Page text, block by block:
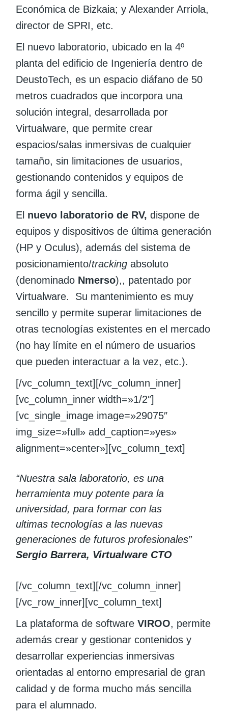
Económica de Bizkaia; y Alexander Arriola,
director de SPRI, etc.
El nuevo laboratorio, ubicado en la 4º
planta del edificio de Ingeniería dentro de
DeustoTech, es un espacio diáfano de 50
metros cuadrados que incorpora una
solución integral, desarrollada por
Virtualware, que permite crear
espacios/salas inmersivas de cualquier
tamaño, sin limitaciones de usuarios,
gestionando contenidos y equipos de
forma ágil y sencilla.
El nuevo laboratorio de RV, dispone de
equipos y dispositivos de última generación
(HP y Oculus), además del sistema de
posicionamiento/tracking absoluto
(denominado Nmerso),, patentado por
Virtualware. Su mantenimiento es muy
sencillo y permite superar limitaciones de
otras tecnologías existentes en el mercado
(no hay límite en el número de usuarios
que pueden interactuar a la vez, etc.).
[/vc_column_text][/vc_column_inner]
[vc_column_inner width=»1/2″]
[vc_single_image image=»29075″
img_size=»full» add_caption=»yes»
alignment=»center»][vc_column_text]
“Nuestra sala laboratorio, es una
herramienta muy potente para la
universidad, para formar con las
ultimas tecnologías a las nuevas
generaciones de futuros profesionales”
Sergio Barrera, Virtualware CTO
[/vc_column_text][/vc_column_inner]
[/vc_row_inner][vc_column_text]
La plataforma de softwareVIROO, permite
además crear y gestionar contenidos y
desarrollar experiencias inmersivas
orientadas al entorno empresarial de gran
calidad y de forma mucho más sencilla
para el alumnado.